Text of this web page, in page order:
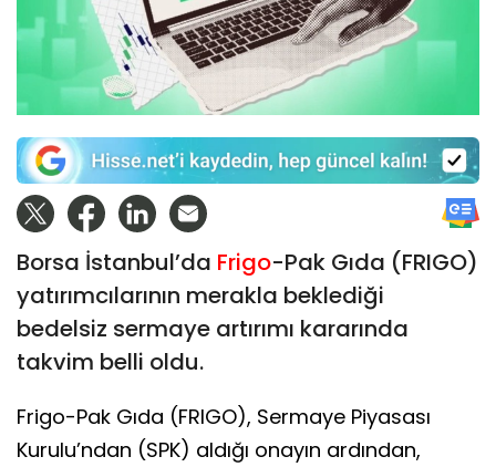
Borsa İstanbul’da Frigo-Pak Gıda (FRIGO)
yatırımcılarının merakla beklediği
bedelsiz sermaye artırımı kararında
takvim belli oldu.
Frigo-Pak Gıda (FRIGO), Sermaye Piyasası
Kurulu’ndan (SPK) aldığı onayın ardından,